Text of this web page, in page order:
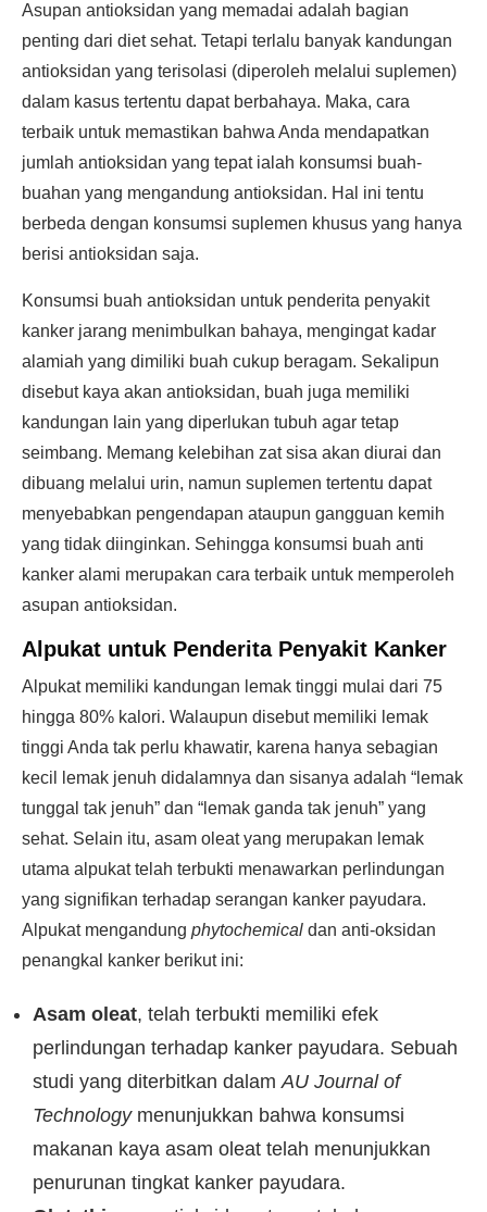
Asupan antioksidan yang memadai adalah bagian
penting dari diet sehat. Tetapi terlalu banyak kandungan
antioksidan yang terisolasi (diperoleh melalui suplemen)
dalam kasus tertentu dapat berbahaya. Maka, cara
terbaik untuk memastikan bahwa Anda mendapatkan
jumlah antioksidan yang tepat ialah konsumsi buah-
buahan yang mengandung antioksidan. Hal ini tentu
berbeda dengan konsumsi suplemen khusus yang hanya
berisi antioksidan saja.
Konsumsi buah antioksidan untuk penderita penyakit
kanker jarang menimbulkan bahaya, mengingat kadar
alamiah yang dimiliki buah cukup beragam. Sekalipun
disebut kaya akan antioksidan, buah juga memiliki
kandungan lain yang diperlukan tubuh agar tetap
seimbang. Memang kelebihan zat sisa akan diurai dan
dibuang melalui urin, namun suplemen tertentu dapat
menyebabkan pengendapan ataupun gangguan kemih
yang tidak diinginkan. Sehingga konsumsi buah anti
kanker alami merupakan cara terbaik untuk memperoleh
asupan antioksidan.
Alpukat untuk Penderita Penyakit Kanker
Alpukat memiliki kandungan lemak tinggi mulai dari 75
hingga 80% kalori. Walaupun disebut memiliki lemak
tinggi Anda tak perlu khawatir, karena hanya sebagian
kecil lemak jenuh didalamnya dan sisanya adalah “lemak
tunggal tak jenuh” dan “lemak ganda tak jenuh” yang
sehat. Selain itu, asam oleat yang merupakan lemak
utama alpukat telah terbukti menawarkan perlindungan
yang signifikan terhadap serangan kanker payudara.
Alpukat mengandung phytochemical dan anti-oksidan
penangkal kanker berikut ini:
Asam oleat, telah terbukti memiliki efek
perlindungan terhadap kanker payudara. Sebuah
studi yang diterbitkan dalamAU Journal of
Technologymenunjukkan bahwa konsumsi
makanan kaya asam oleat telah menunjukkan
penurunan tingkat kanker payudara.